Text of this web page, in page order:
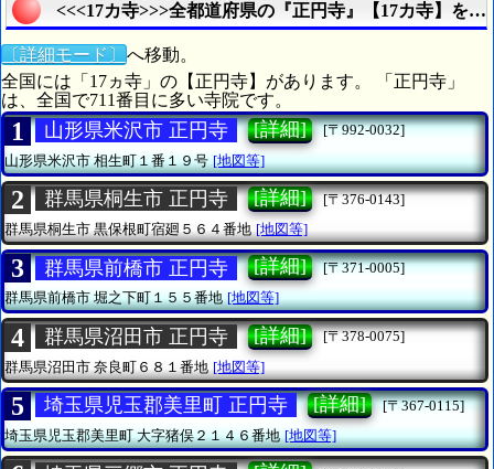
<<<17カ寺>>>全都道府県の『正円寺』【17カ寺】を探
〔詳細モード〕 へ移動。
全国には「17ヵ寺」の【正円寺】があります。 「正円寺」
は、全国で711番目に多い寺院です。
1 山形県米沢市 正円寺 [詳細]
[〒992-0032]
山形県米沢市相生町１番１９号 [地図等]
2 群馬県桐生市 正円寺 [詳細]
[〒376-0143]
群馬県桐生市 黒保根町宿廻５６４番地 [地図等]
3 群馬県前橋市 正円寺 [詳細]
[〒371-0005]
群馬県前橋市堀之下町１５５番地 [地図等]
4 群馬県沼田市 正円寺 [詳細]
[〒378-0075]
群馬県沼田市 奈良町６８１番地 [地図等]
5 埼玉県児玉郡美里町 正円寺 [詳細]
[〒367-0115]
埼玉県児玉郡美里町大字猪俣２１４６番地 [地図等]